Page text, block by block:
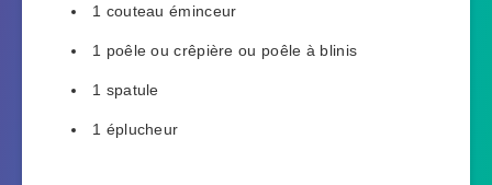
1 couteau éminceur
1 poêle ou crêpière ou poêle à blinis
1 spatule
1 éplucheur